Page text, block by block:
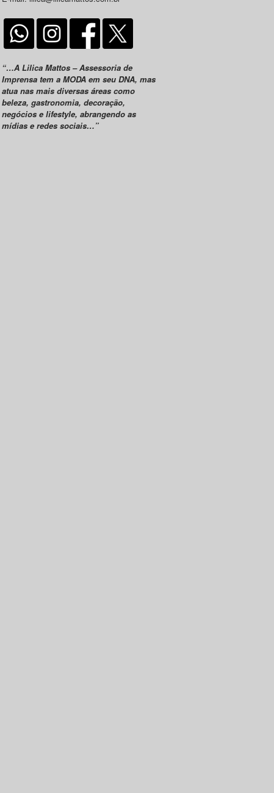
“…A Lilica Mattos – Assessoria de
Imprensa tem a MODA em seu DNA, mas
atua nas mais diversas áreas como
beleza, gastronomia, decoração,
negócios e lifestyle, abrangendo as
mídias e redes sociais…”